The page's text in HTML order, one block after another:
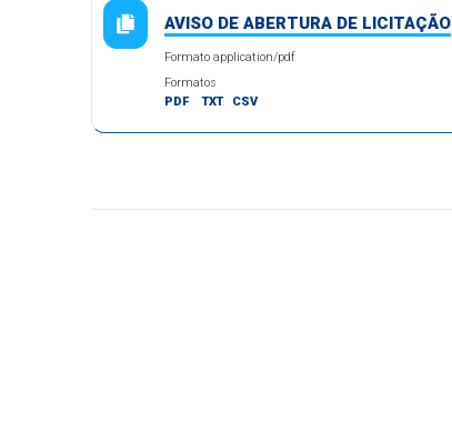
AVISO DE ABERTURA DE LICITAÇÃO
Formato application/pdf
Formatos
PDF
TXT CSV